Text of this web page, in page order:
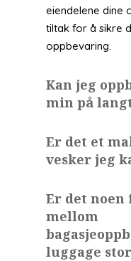
eiendelene dine
tiltak for å sikre
oppbevaring.
Kan jeg
min på
Er det et
vesker jeg
Er det
mellom
luggage